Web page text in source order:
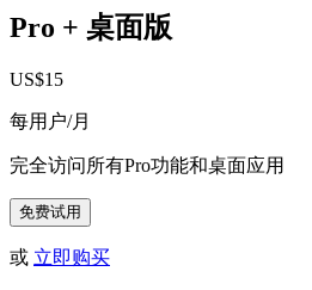
Pro + 桌面版
US$15
每用户/月
完全访问所有Pro功能和桌面应用
免费试用
或 立即购买